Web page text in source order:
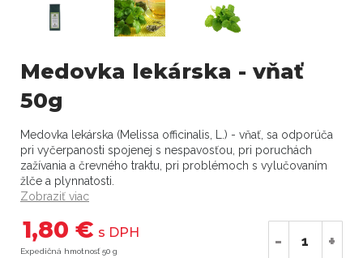
Medovka lekárska - vňať
50g
Medovka lekárska (Melissa officinalis, L.) - vňať, sa odporúča
pri vyčerpanosti spojenej s nespavosťou, pri poruchách
zažívania a črevného traktu, pri problémoch s vylučovaním
žlče a plynnatosti.
Zobraziť viac
1,80 € s DPH
Expedičná hmotnosť 50 g
- +